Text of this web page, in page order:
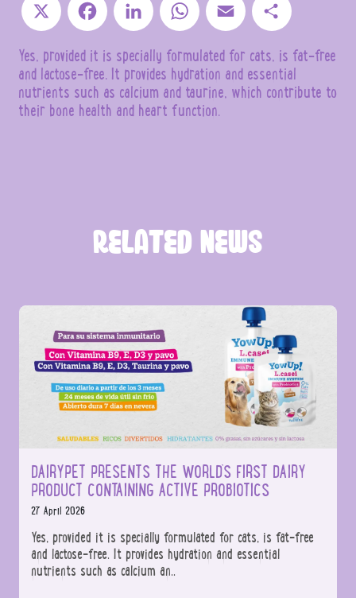
X Facebook LinkedIn WhatsApp Email
Yes, provided it is specially formulated for cats, is fat-free
and lactose-free. It provides hydration and essential
nutrients such as calcium and taurine, which contribute to
their bone health and heart function.
RELATED NEWS
DAIRYPET PRESENTS THE WORLD’S FIRST DAIRY
PRODUCT CONTAINING ACTIVE PROBIOTICS
27 April 2026
Yes, provided it is specially formulated for cats, is fat-free
and lactose-free. It provides hydration and essential
nutrients such as calcium an..